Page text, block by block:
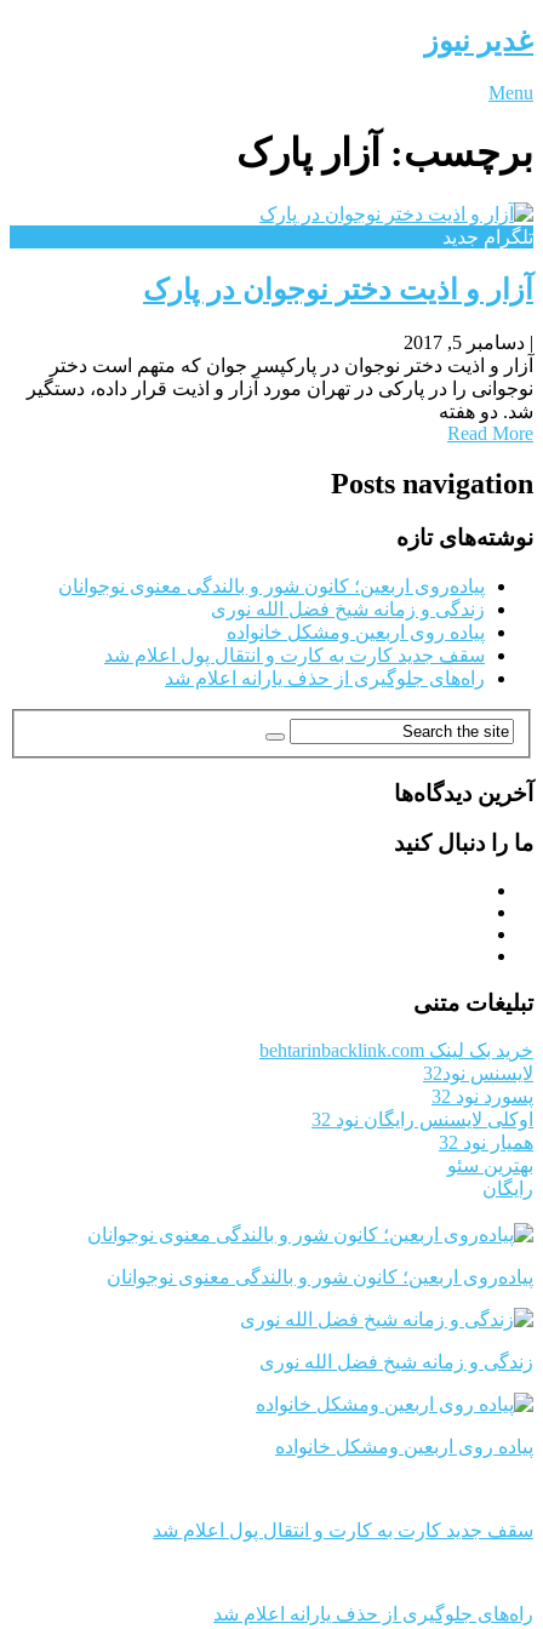
غدیر نیوز
Menu
برچسب: آزار پارک
تلگرام جدید
آزار و اذیت دختر نوجوان در پارک
| دسامبر 5, 2017
آزار و اذیت دختر نوجوان در پارکپسر جوان که متهم است دختر
نوجوانی را در پارکی در تهران مورد آزار و اذیت قرار داده، دستگیر
شد. دو هفته
Read More
Posts navigation
نوشته‌های تازه
پیاده‌روی اربعین؛ کانون شور و بالندگی معنوی نوجوانان
زندگی و زمانه شیخ فضل الله نوری
پیاده روی اربعین ومشکل خانواده
سقف جدید کارت به کارت و انتقال پول اعلام شد
راه‌های جلوگیری از حذف یارانه اعلام شد
آخرین دیدگاه‌ها
ما را دنبال کنید
تبلیغات متنی
خرید بک لینک behtarinbacklink.com
لایسنس نود32
پسورد نود 32
اوکلی لایسنس رایگان نود 32
همیار نود 32
بهترین سئو
رایگان
پیاده‌روی اربعین؛ کانون شور و بالندگی معنوی نوجوانان
زندگی و زمانه شیخ فضل الله نوری
پیاده روی اربعین ومشکل خانواده
سقف جدید کارت به کارت و انتقال پول اعلام شد
راه‌های جلوگیری از حذف یارانه اعلام شد